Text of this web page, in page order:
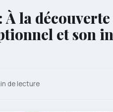
la découverte
et son
de lecture